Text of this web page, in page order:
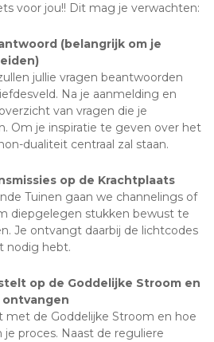
voor jou!! Dit mag je verwachten:
(belangrijk om je
jullie vragen beantwoorden
Na je aanmelding en
van vragen die je
Om je inspiratie te geven over het
dualiteit centraal zal staan.
op de Krachtplaats
Tuinen gaan we channelings of
diepgelegen stukken bewust te
Je ontvangt daarbij de lichtcodes
nodig hebt.
op de Goddelijke Stroom en
ontvangen
met de Goddelijke Stroom en hoe
proces. Naast de reguliere